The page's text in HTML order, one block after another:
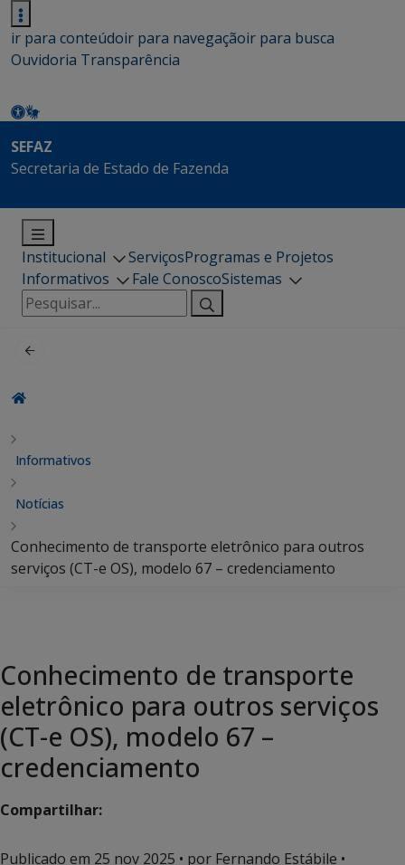
ir para conteúdoir para navegaçãoir para busca
Ouvidoria Transparência
SEFAZ
Secretaria de Estado de Fazenda
Institucional ServiçosProgramas e Projetos
Informativos
Fale ConoscoSistemas
Pesquisar
por:
Informativos
Notícias
Conhecimento de transporte eletrônico para outros
serviços (CT-e OS), modelo 67 – credenciamento
Conhecimento de transporte
eletrônico para outros serviços
(CT-e OS), modelo 67 –
credenciamento
Compartilhar:
Publicado em 25 nov 2025 • por Fernando Estábile •